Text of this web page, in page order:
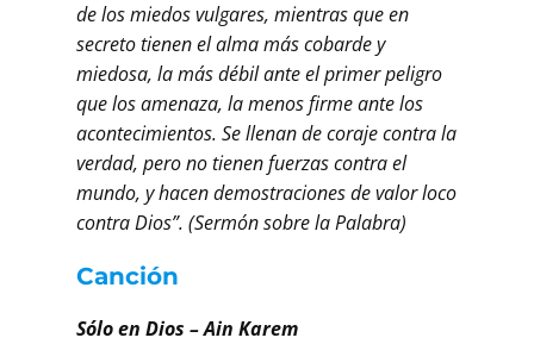
de los miedos vulgares, mientras que en
secreto tienen el alma más cobarde y
miedosa, la más débil ante el primer peligro
que los amenaza, la menos firme ante los
acontecimientos. Se llenan de coraje contra la
verdad, pero no tienen fuerzas contra el
mundo, y hacen demostraciones de valor loco
contra Dios”. (Sermón sobre la Palabra)
Canción
Sólo en Dios – Ain Karem